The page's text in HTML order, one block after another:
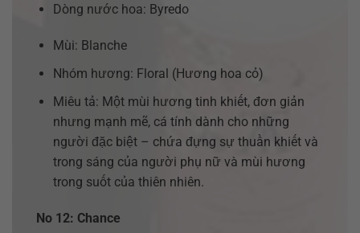
Dòng nước hoa: Byredo
Mùi: Blanche
Nhóm hương: Floral (Hương hoa cỏ)
Miêu tả: Một mùi hương tinh khiết, đơn giản
nhưng mạnh mẽ, cá tính dành cho những
người đặc biệt – chứa đựng sự thuần khiết và
trong sáng của người phụ nữ và mùi hương
trong suốt của thiên nhiên.
No 12: Chance